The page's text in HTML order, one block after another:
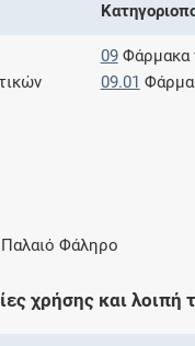
09Φάρμακα
09.01
Φάληρο
χρήσης και λοιπή